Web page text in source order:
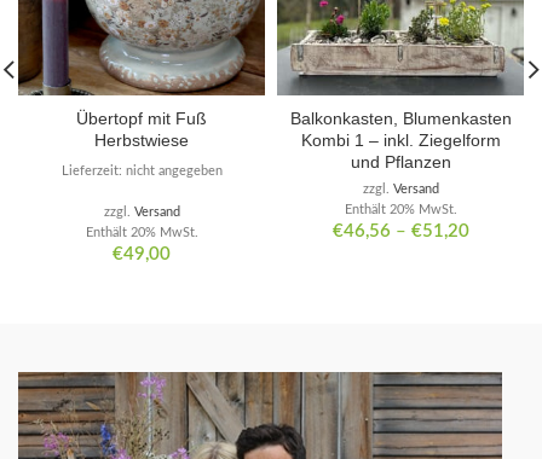
Übertopf mit Fuß
Herbstwiese
€49,00
Enthält 20% MwSt.
zzgl. Versand
Lieferzeit: nicht angegeben
Balkonkasten, Blumenkasten
Kombi 1 – inkl. Ziegelform
und Pflanzen
€46,56 – €51,20
Enthält 20% MwSt.
zzgl. Versand